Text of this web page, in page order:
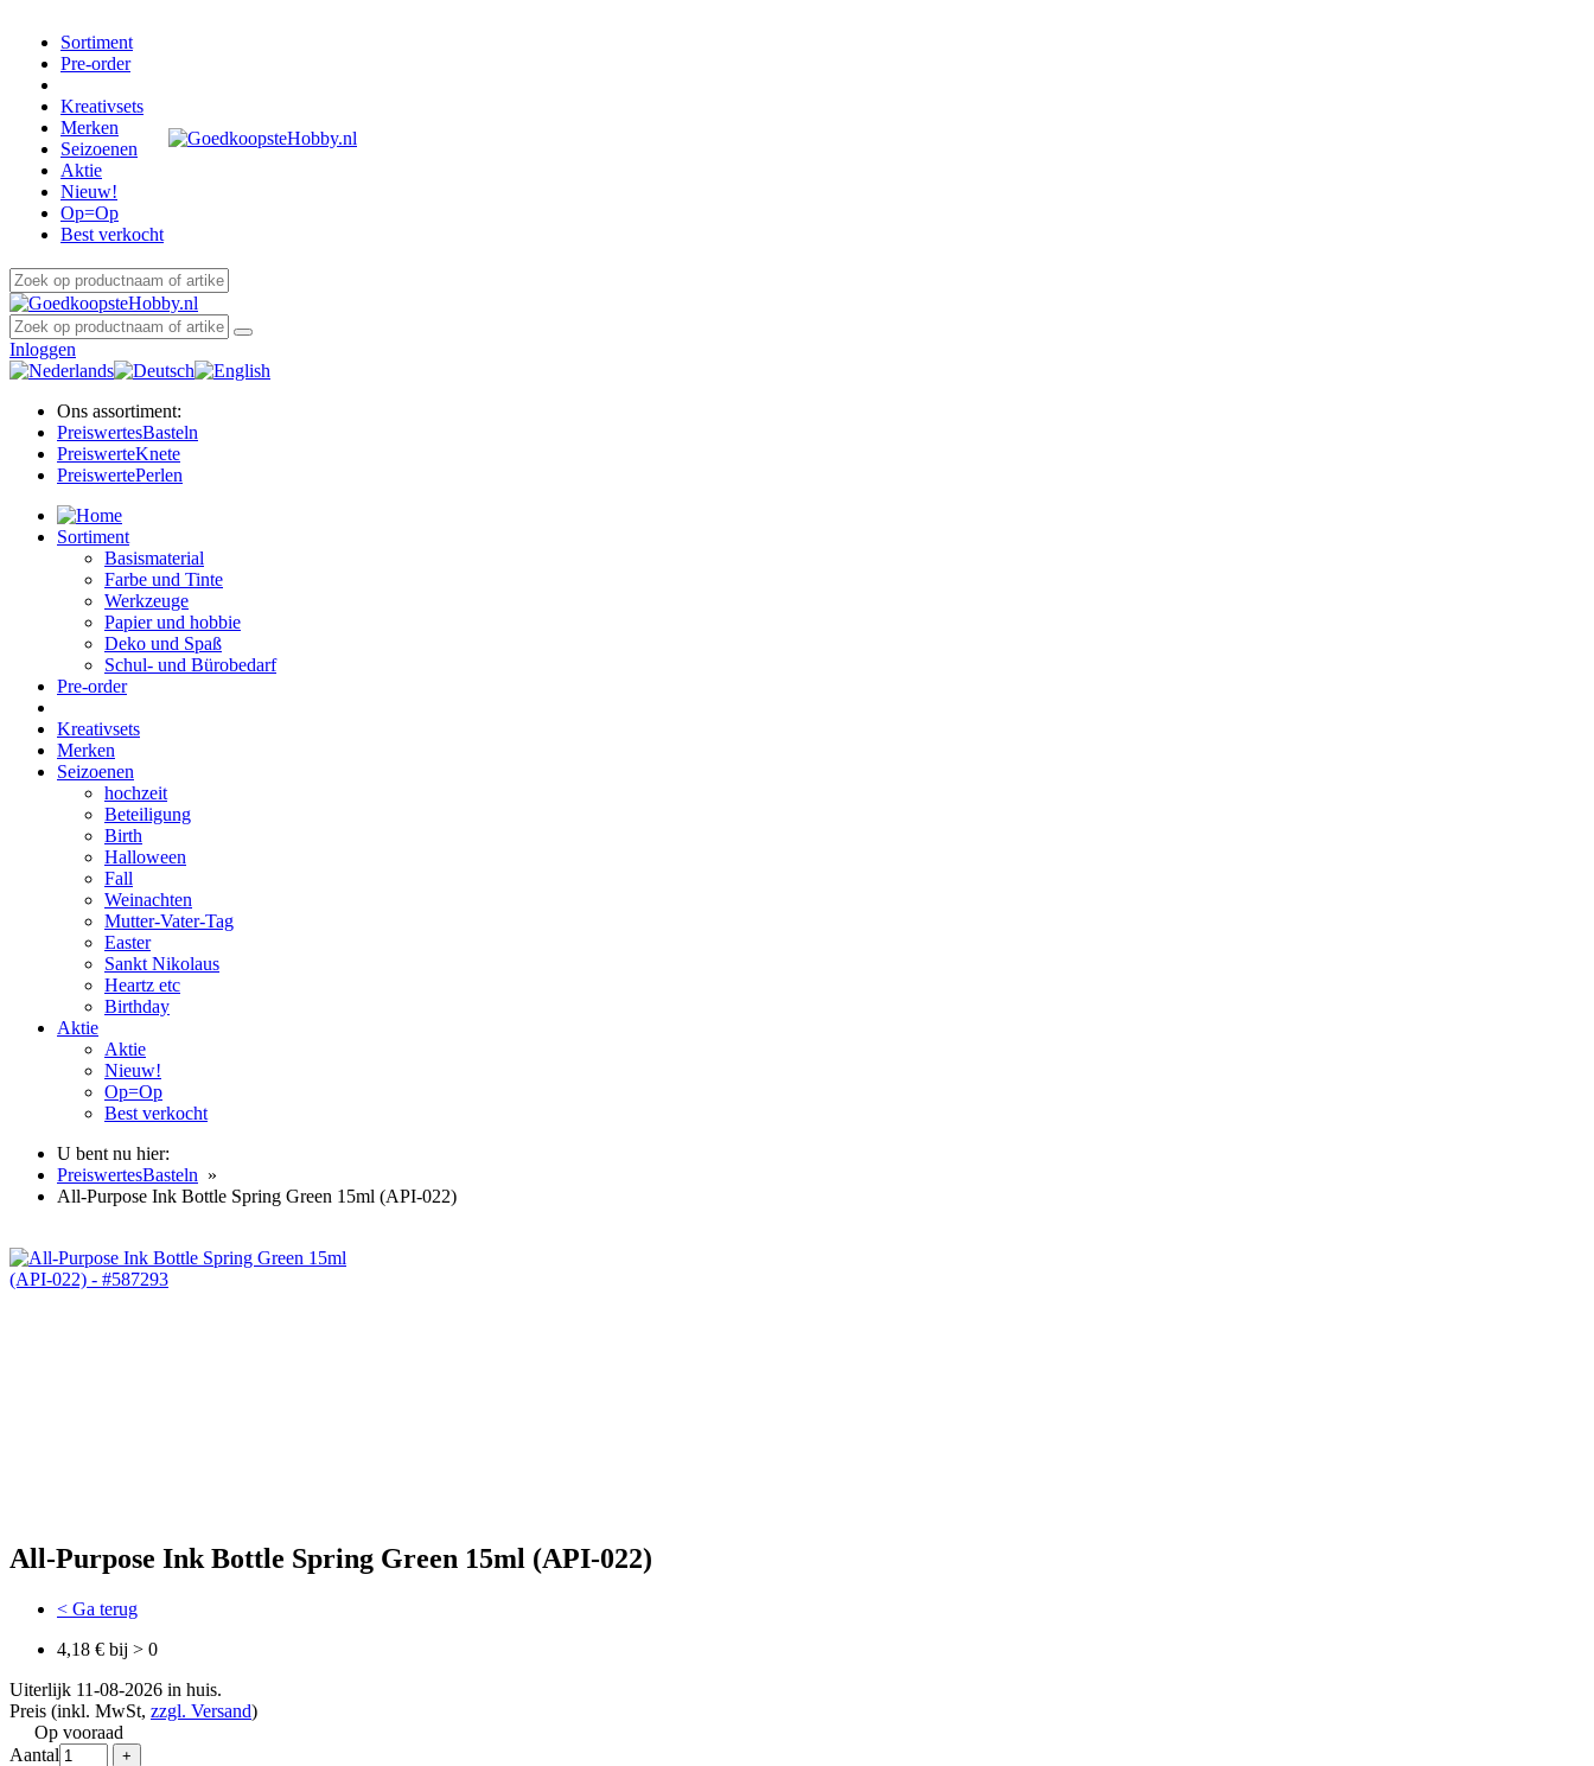
Sortiment
Pre-order
Kreativsets
Merken
Seizoenen
Aktie
Nieuw!
Op=Op
Best verkocht
Inloggen
Ons assortiment:
PreiswertesBasteln
PreiswerteKnete
PreiswertePerlen
Sortiment
Basismaterial
Farbe und Tinte
Werkzeuge
Papier und hobbie
Deko und Spaß
Schul- und Bürobedarf
Pre-order
Kreativsets
Merken
Seizoenen
hochzeit
Beteiligung
Birth
Halloween
Fall
Weinachten
Mutter-Vater-Tag
Easter
Sankt Nikolaus
Heartz etc
Birthday
Aktie
Aktie
Nieuw!
Op=Op
Best verkocht
U bent nu hier:
PreiswertesBasteln »
All-Purpose Ink Bottle Spring Green 15ml (API-022)
All-Purpose Ink Bottle Spring Green 15ml (API-022)
< Ga terug
4,18 € bij > 0
Uiterlijk 11-08-2026 in huis.
Preis (inkl. MwSt, zzgl. Versand)
Op vooraad
Aantal